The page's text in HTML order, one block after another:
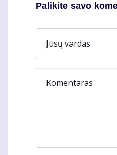
Palikite savo
Jūsų vardas
Komentaras